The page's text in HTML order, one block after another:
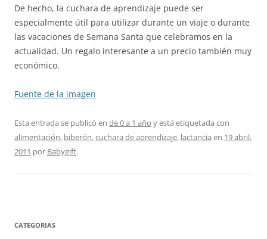
De hecho, la cuchara de aprendizaje puede ser
especialmente útil para utilizar durante un viaje o durante
las vacaciones de Semana Santa que celebramos en la
actualidad. Un regalo interesante a un precio también muy
económico.
Fuente de la imagen
Esta entrada se publicó en de 0 a 1 año y está etiquetada con
alimentación, biberón,cuchara de aprendizaje, lactancia en 19 abril,
2011 por Babygift.
CATEGORIAS